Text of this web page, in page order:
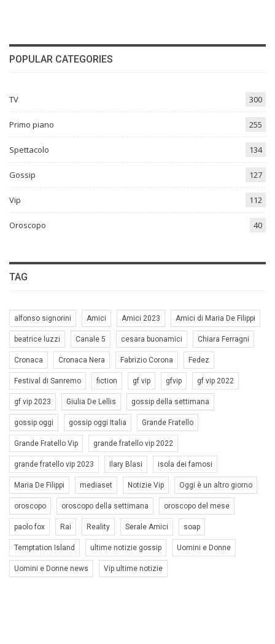
POPULAR CATEGORIES
TV 300
Primo piano 255
Spettacolo 134
Gossip 127
Vip 112
Oroscopo 40
TAG
alfonso signorini Amici Amici 2023 Amici di Maria De Filippi
beatrice luzzi Canale 5 cesara buonamici Chiara Ferragni
Cronaca Cronaca Nera Fabrizio Corona Fedez
Festival di Sanremo fiction gf vip gfvip gf vip 2022
gf vip 2023 Giulia De Lellis gossip della settimana
gossip oggi gossip oggi Italia Grande Fratello
Grande Fratello Vip grande fratello vip 2022
grande fratello vip 2023 Ilary Blasi isola dei famosi
Maria De Filippi mediaset Notizie Vip Oggi è un altro giorno
oroscopo oroscopo della settimana oroscopo del mese
paolo fox Rai Reality Serale Amici soap
Temptation Island ultime notizie gossip Uomini e Donne
Uomini e Donne news Vip ultime notizie